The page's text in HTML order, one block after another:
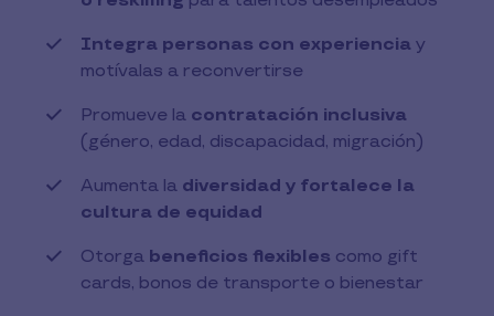
Integra personas con experiencia y
motívalas a reconvertirse
Promueve la contratación inclusiva
(género, edad, discapacidad, migración)
Aumenta la diversidad y fortalece la
cultura de equidad
Otorga beneficios flexibles como gift
cards, bonos de transporte o bienestar